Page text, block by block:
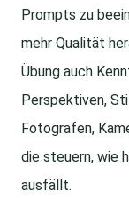
Prompts zu
mehr Qualität
Übung auch
Perspektiven,
Fotografen,
die steuern, wie
ausfällt.